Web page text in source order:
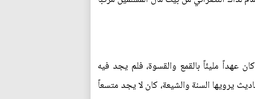
مليئاً بالقمع والقسوة، فلم يجد فيه
يرويها السنة والشيعة، كان لا يجد متسعاً